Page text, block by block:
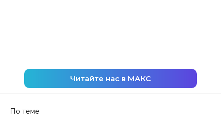
Читайте нас в МАКС
По теме